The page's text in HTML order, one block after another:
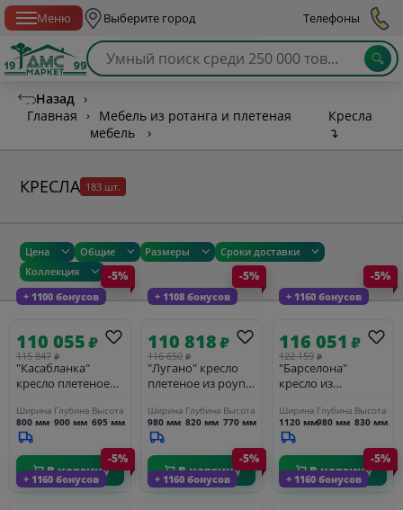
Меню Выберите город Телефоны
Назад ›
Главная
›
Мебель из ротанга и плетеная
мебель
›
Кресла
↴
КРЕСЛА 183 шт.
Цена Общие Размеры
Сроки доставки
Коллекция
+ 1100 бонусов
-5%
110 055₽
115 847 ₽
"Касабланка"
кресло плетеное
основание дуб,
каркас алюминий
светло-серый
(RAL7035) муар,
роуп серо-
коричневый 23мм,
Ширина
800 мм
Глубина
900 мм
Высота
695 мм
В корзину
+ 1108 бонусов
-5%
110 818₽
116 650 ₽
"Лугано" кресло
плетеное из роупа,
темно-серый
(RAL7024) муар,
роуп темно-серый
круглый, ткань
темно-серая YB25-
0027
Ширина
980 мм
Глубина
820 мм
Высота
770 мм
В корзину
+ 1160 бонусов
-5%
116 051 ₽
122 159 ₽
"Барселона"
кресло из
ротанга, цвет
графит
Ширина
1120 мм
Глубина
980 мм
Высота
830 мм
В корзину
+ 1160 бонусов
-5%
+ 1160 бонусов
-5%
+ 1160 бонусов
-5%